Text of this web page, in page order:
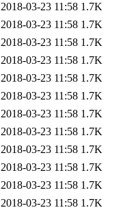
2018-03-23 11:58 1.7K
2018-03-23 11:58 1.7K
2018-03-23 11:58 1.7K
2018-03-23 11:58 1.7K
2018-03-23 11:58 1.7K
2018-03-23 11:58 1.7K
2018-03-23 11:58 1.7K
2018-03-23 11:58 1.7K
2018-03-23 11:58 1.7K
2018-03-23 11:58 1.7K
2018-03-23 11:58 1.7K
2018-03-23 11:58 1.7K